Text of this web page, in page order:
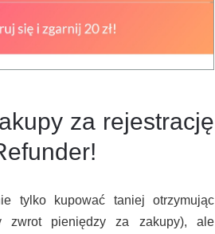
za rejestrację
tylko kupować taniej otrzymując
zwrot pieniędzy za zakupy), ale